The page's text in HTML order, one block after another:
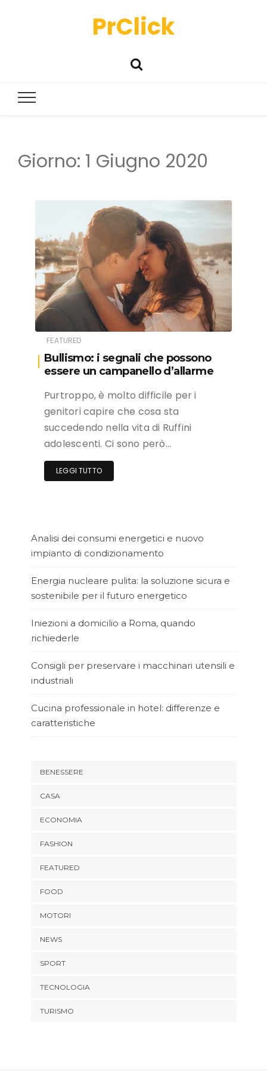
PrClick
Giorno: 1 Giugno 2020
FEATURED
Bullismo: i segnali che possono
essere un campanello d’allarme
Purtroppo, è molto difficile per i
genitori capire che cosa sta
succedendo nella vita di Ruffini
adolescenti. Ci sono però…
LEGGI TUTTO
Analisi dei consumi energetici e nuovo
impianto di condizionamento
Energia nucleare pulita: la soluzione sicura e
sostenibile per il futuro energetico
Iniezioni a domicilio a Roma, quando
richiederle
Consigli per preservare i macchinari utensili e
industriali
Cucina professionale in hotel: differenze e
caratteristiche
BENESSERE
CASA
ECONOMIA
FASHION
FEATURED
FOOD
MOTORI
NEWS
SPORT
TECNOLOGIA
TURISMO